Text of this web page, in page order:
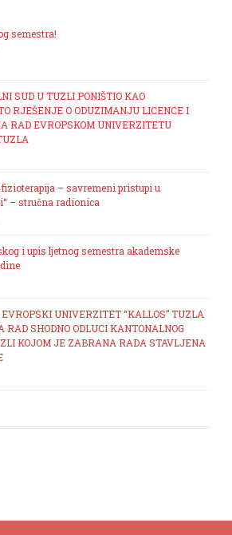
semestra!
SUD U TUZLI PONIŠTIO KAO
RJEŠENJE O ODUZIMANJU LICENCE I
RAD EVROPSKOM UNIVERZITETU
fizioterapija – savremeni pristupi u
– stručna radionica
i upis ljetnog semestra akademske
UNIVERZITET “KALLOS” TUZLA
RAD SHODNO ODLUCI KANTONALNOG
KOJOM JE ZABRANA RADA STAVLJENA